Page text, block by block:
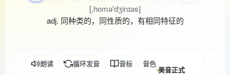
[,homə'dʒinɪəs]
adj. 同种类的，同性质的，有相同特征的
朗读 循环发音 音标 音色
美音正式